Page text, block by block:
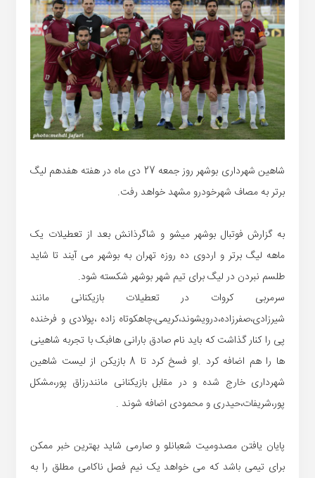
شاهین شهرداری بوشهر روز جمعه 27 دی ماه در هفته هفدهم لیگ
برتر به مصاف شهرخودرو مشهد خواهد رفت.
به گزارش فوتبال بوشهر میشو و شاگرذانش بعد از تعطیلات یک
ماهه لیگ برتر و اردوی ده روزه تهران به بوشهر می آیند تا شاید
طلسم نبردن در لیگ برای تیم شهر بوشهر شکسته شود.
سرمربی کروات در تعطیلات بازیکنانی مانند
شیرزادی،صفرزاده،درویشوند،کریمی،چاهکوتاه زاده ،پولادی و فرخنده
پی را کنار گذاشت که باید نام صادق بارانی هافبک با تجربه شاهینی
ها را هم اضافه کرد .او فسخ کرد تا 8 بازیکن از لیست شاهین
شهرداری خارج شده و در مقابل بازیکنانی مانندرزاق پور،مشکل
پور،شریفات،حیدری و محمودی اضافه شوند .
پایان یافتن مصدومیت شعبانلو و صارمی شاید بهترین خبر ممکن
برای تیمی باشد که می خواهد یک نیم فصل ناکامی مطلق را به